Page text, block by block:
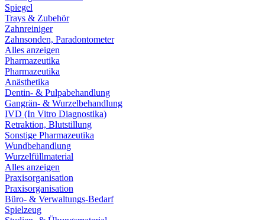
Spiegel
Trays & Zubehör
Zahnreiniger
Zahnsonden, Paradontometer
Alles anzeigen
Pharmazeutika
Pharmazeutika
Anästhetika
Dentin- & Pulpabehandlung
Gangrän- & Wurzelbehandlung
IVD (In Vitro Diagnostika)
Retraktion, Blutstillung
Sonstige Pharmazeutika
Wundbehandlung
Wurzelfüllmaterial
Alles anzeigen
Praxisorganisation
Praxisorganisation
Büro- & Verwaltungs-Bedarf
Spielzeug